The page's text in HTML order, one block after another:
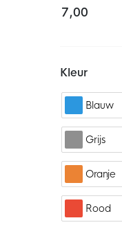
7,00
Kleur
Blauw
Grijs
Oranje
Rood